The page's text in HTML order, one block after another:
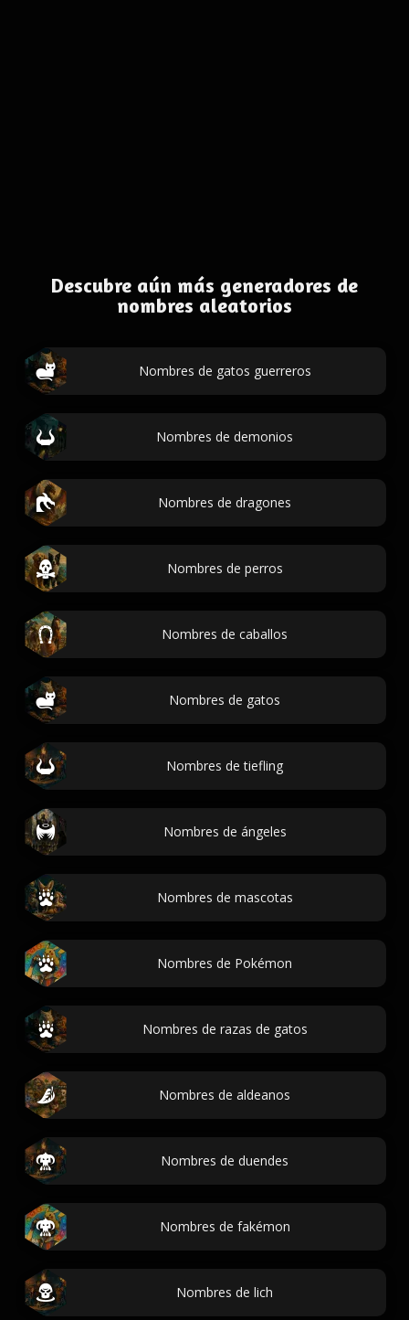
Descubre aún más generadores de
nombres aleatorios
Nombres de gatos guerreros
Nombres de demonios
Nombres de dragones
Nombres de perros
Nombres de caballos
Nombres de gatos
Nombres de tiefling
Nombres de ángeles
Nombres de mascotas
Nombres de Pokémon
Nombres de razas de gatos
Nombres de aldeanos
Nombres de duendes
Nombres de fakémon
Nombres de lich